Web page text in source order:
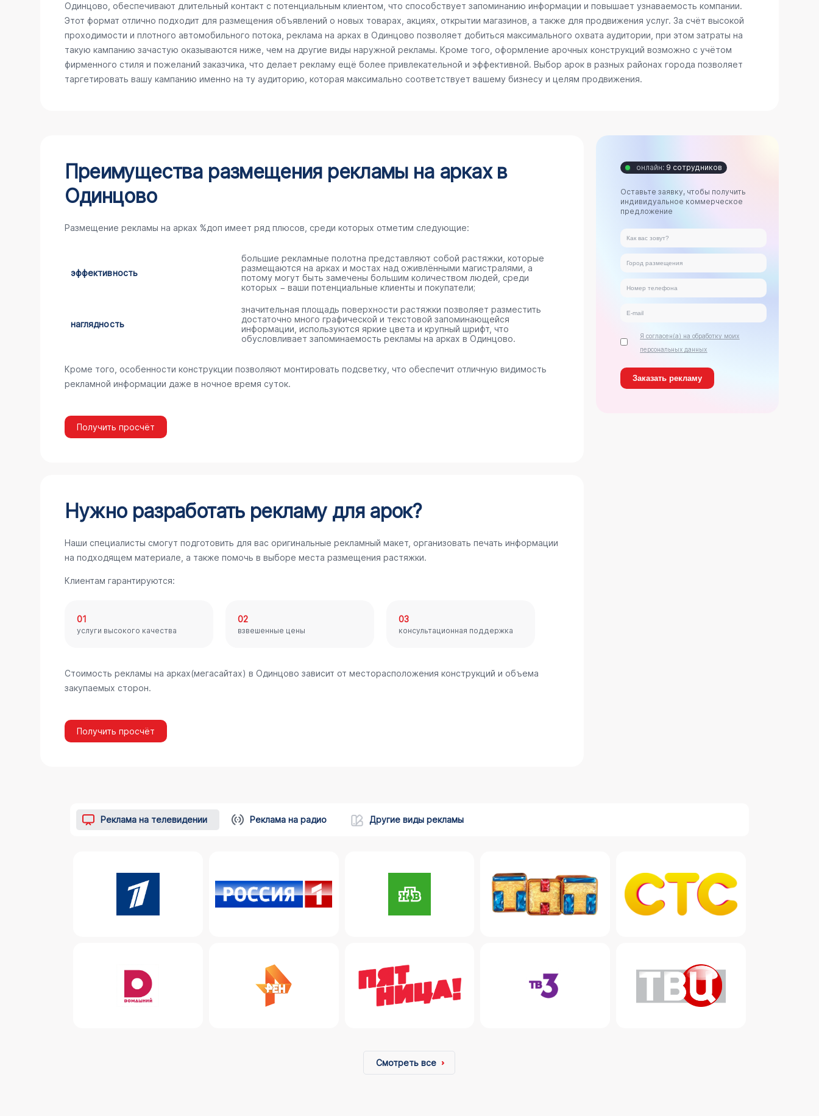
Одинцово, обеспечивают длительный контакт с потенциальным клиентом, что способствует запоминанию информации и повышает узнаваемость компании.
Этот формат отлично подходит для размещения объявлений о новых товарах, акциях, открытии магазинов, а также для продвижения услуг. За счёт высокой
проходимости и плотного автомобильного потока, реклама на арках в Одинцово позволяет добиться максимального охвата аудитории, при этом затраты на
такую кампанию зачастую оказываются ниже, чем на другие виды наружной рекламы. Кроме того, оформление арочных конструкций возможно с учётом
фирменного стиля и пожеланий заказчика, что делает рекламу ещё более привлекательной и эффективной. Выбор арок в разных районах города позволяет
таргетировать вашу кампанию именно на ту аудиторию, которая максимально соответствует вашему бизнесу и целям продвижения.
Преимущества размещения рекламы на арках в
Одинцово
Размещение рекламы на арках %доп имеет ряд плюсов, среди которых отметим следующие:
эффективность
большие рекламные полотна представляют собой растяжки, которые
размещаются на арках и мостах над оживлёнными магистралями, а
потому могут быть замечены большим количеством людей, среди
которых − ваши потенциальные клиенты и покупатели;
наглядность
значительная площадь поверхности растяжки позволяет разместить
достаточно много графической и текстовой запоминающейся
информации, используются яркие цвета и крупный шрифт, что
обусловливает запоминаемость рекламы на арках в Одинцово.
Кроме того, особенности конструкции позволяют монтировать подсветку, что обеспечит отличную видимость
рекламной информации даже в ночное время суток.
Получить просчёт
Нужно разработать рекламу для арок?
Наши специалисты смогут подготовить для вас оригинальные рекламный макет, организовать печать информации
на подходящем материале, а также помочь в выборе места размещения растяжки.
Клиентам гарантируются:
01
услуги высокого качества
02
взвешенные цены
03
консультационная поддержка
Стоимость рекламы на арках(мегасайтах) в Одинцово зависит от месторасположения конструкций и объема
закупаемых сторон.
Получить просчёт
онлайн: 9 сотрудников
Оставьте заявку, чтобы получить
индивидуальное коммерческое
предложение
Я согласен(а) на обработку моих
персональных данных
Реклама на телевидении Реклама на радио Другие виды рекламы
Смотреть все